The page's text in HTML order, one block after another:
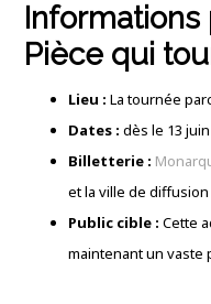
Pièce qui
Lieu : La tournée
Dates : dès le 13
Billetterie :
et la ville de diffusion
Public cible : Cette
maintenant un vaste